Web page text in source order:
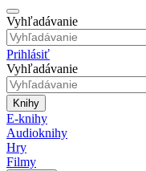
Vyhľadávanie
Prihlásiť
Vyhľadávanie
Knihy
E-knihy
Audioknihy
Hry
Filmy